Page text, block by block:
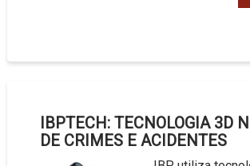
IBPTECH: TECNOLOGIA 3D
DE CRIMES E ACIDENTES